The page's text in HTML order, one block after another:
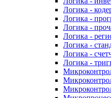
Логика -
Логика -
Логика -
Логика -
Логика -
Логика -
Логика -